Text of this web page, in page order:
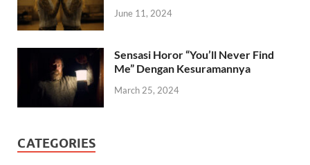
June 11, 2024
Sensasi Horor “You’ll Never Find
Me” Dengan Kesuramannya
March 25, 2024
CATEGORIES